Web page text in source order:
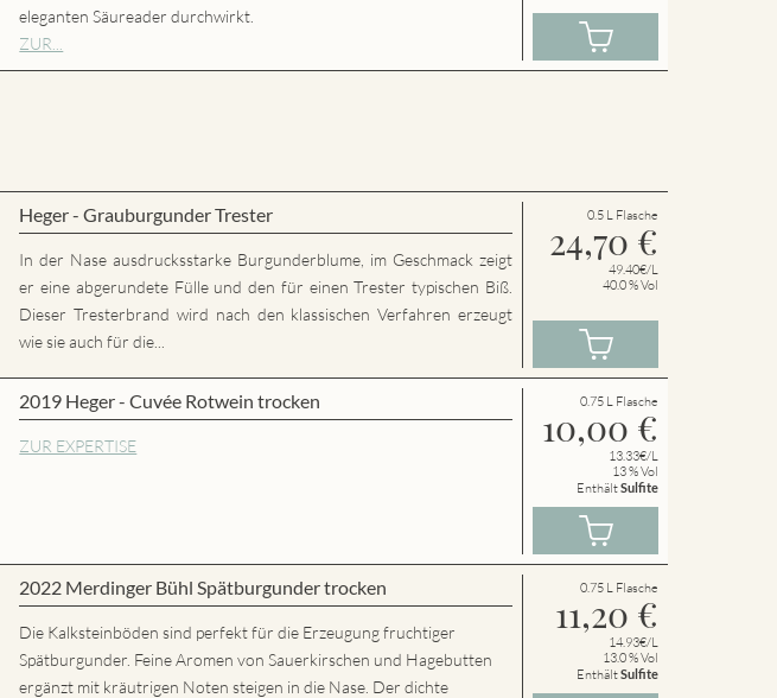
eleganten Säureader durchwirkt.
ZUR...
Heger - Grauburgunder Trester
In der Nase ausdrucksstarke Burgunderblume, im Geschmack zeigt
er eine abgerundete Fülle und den für einen Trester typischen Biß.
Dieser Tresterbrand wird nach den klassischen Verfahren erzeugt
wie sie auch für die...
0.5 L Flasche
24,70 €
49.40€/L
40.0 % Vol
2019 Heger - Cuvée Rotwein trocken
ZUR EXPERTISE
0.75 L Flasche
10,00 €
13.33€/L
13 % Vol
EnthältSulfite
2022 Merdinger Bühl Spätburgunder trocken
Die Kalksteinböden sind perfekt für die Erzeugung fruchtiger
Spätburgunder. Feine Aromen von Sauerkirschen und Hagebutten
ergänzt mit kräutrigen Noten steigen in die Nase. Der dichte
0.75 L Flasche
11,20 €
14.93€/L
13.0 % Vol
EnthältSulfite